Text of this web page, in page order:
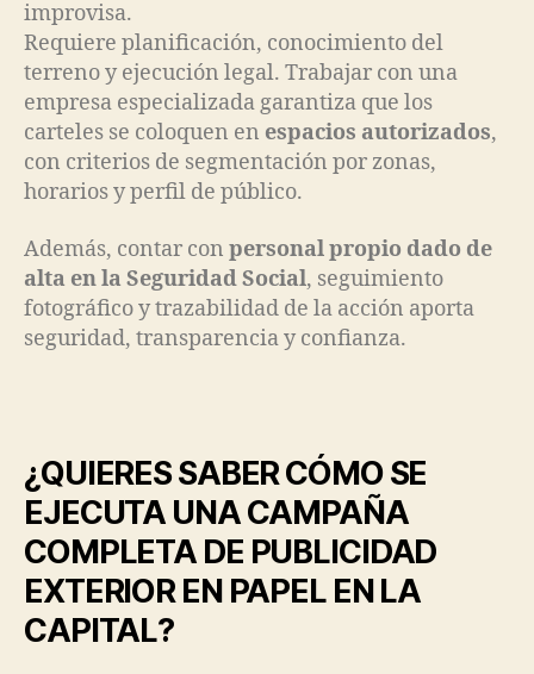
improvisa.
Requiere planificación, conocimiento del
terreno y ejecución legal. Trabajar con una
empresa especializada garantiza que los
carteles se coloquen en espacios autorizados,
con criterios de segmentación por zonas,
horarios y perfil de público.
Además, contar con personal propio dado de
alta en la Seguridad Social, seguimiento
fotográfico y trazabilidad de la acción aporta
seguridad, transparencia y confianza.
¿QUIERES SABER CÓMO SE
EJECUTA UNA CAMPAÑA
COMPLETA DE PUBLICIDAD
EXTERIOR EN PAPEL EN LA
CAPITAL?